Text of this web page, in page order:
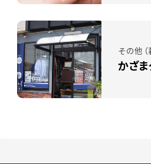
その他
かざ